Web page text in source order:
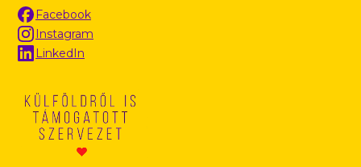
Facebook
Instagram
LinkedIn